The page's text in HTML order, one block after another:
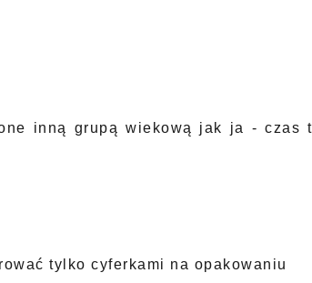
inną grupą wiekową jak ja - czas
tylko cyferkami na opakowaniu